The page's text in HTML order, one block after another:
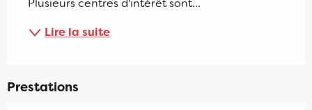
Plusieurs centres d'intérêt sont...
Lire la suite
Prestations